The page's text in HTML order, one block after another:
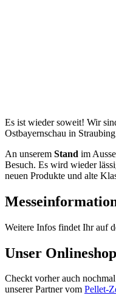
Es ist wieder soweit! Wir
Ostbayernschau in
An unserem Stand im
Besuch. Es wird wieder
neuen Produkte und alte
Weitere Infos findet Ihr auf
Unser Onlineshop
Checkt vorher auch
unserer Partner vom Pellet-